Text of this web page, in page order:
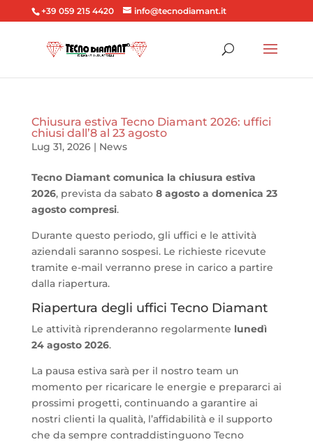
+39 059 215 4420 info@tecnodiamant.it
Chiusura estiva Tecno Diamant 2026: uffici
chiusi dall’8 al 23 agosto
Lug 31, 2026| News
Tecno Diamant comunica la chiusura estiva
2026, prevista da sabato 8 agosto a domenica 23
agosto compresi.
Durante questo periodo, gli uffici e le attività
aziendali saranno sospesi. Le richieste ricevute
tramite e-mail verranno prese in carico a partire
dalla riapertura.
Riapertura degli uffici Tecno Diamant
Le attività riprenderanno regolarmente lunedì
24 agosto 2026.
La pausa estiva sarà per il nostro team un
momento per ricaricare le energie e prepararci ai
prossimi progetti, continuando a garantire ai
nostri clienti la qualità, l’affidabilità e il supporto
che da sempre contraddistinguono Tecno